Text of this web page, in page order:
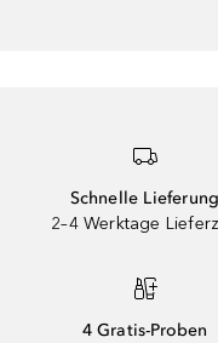
Schnelle Lieferung
2–4 Werktage
4 Gratis-Proben